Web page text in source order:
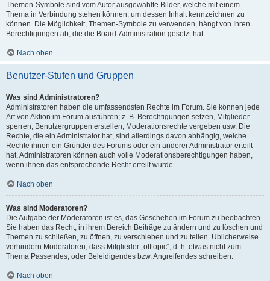
Themen-Symbole sind vom Autor ausgewählte Bilder, welche mit einem
Thema in Verbindung stehen können, um dessen Inhalt kennzeichnen zu
können. Die Möglichkeit, Themen-Symbole zu verwenden, hängt von Ihren
Berechtigungen ab, die die Board-Administration gesetzt hat.
Nach oben
Benutzer-Stufen und Gruppen
Was sind Administratoren?
Administratoren haben die umfassendsten Rechte im Forum. Sie können jede
Art von Aktion im Forum ausführen; z. B. Berechtigungen setzen, Mitglieder
sperren, Benutzergruppen erstellen, Moderationsrechte vergeben usw. Die
Rechte, die ein Administrator hat, sind allerdings davon abhängig, welche
Rechte ihnen ein Gründer des Forums oder ein anderer Administrator erteilt
hat. Administratoren können auch volle Moderationsberechtigungen haben,
wenn ihnen das entsprechende Recht erteilt wurde.
Nach oben
Was sind Moderatoren?
Die Aufgabe der Moderatoren ist es, das Geschehen im Forum zu beobachten.
Sie haben das Recht, in ihrem Bereich Beiträge zu ändern und zu löschen und
Themen zu schließen, zu öffnen, zu verschieben und zu teilen. Üblicherweise
verhindern Moderatoren, dass Mitglieder „offtopic“, d. h. etwas nicht zum
Thema Passendes, oder Beleidigendes bzw. Angreifendes schreiben.
Nach oben